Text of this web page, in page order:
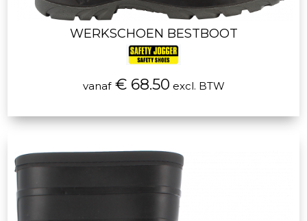
WERKSCHOEN BESTBOOT
vanaf€ 68.50 excl. BTW